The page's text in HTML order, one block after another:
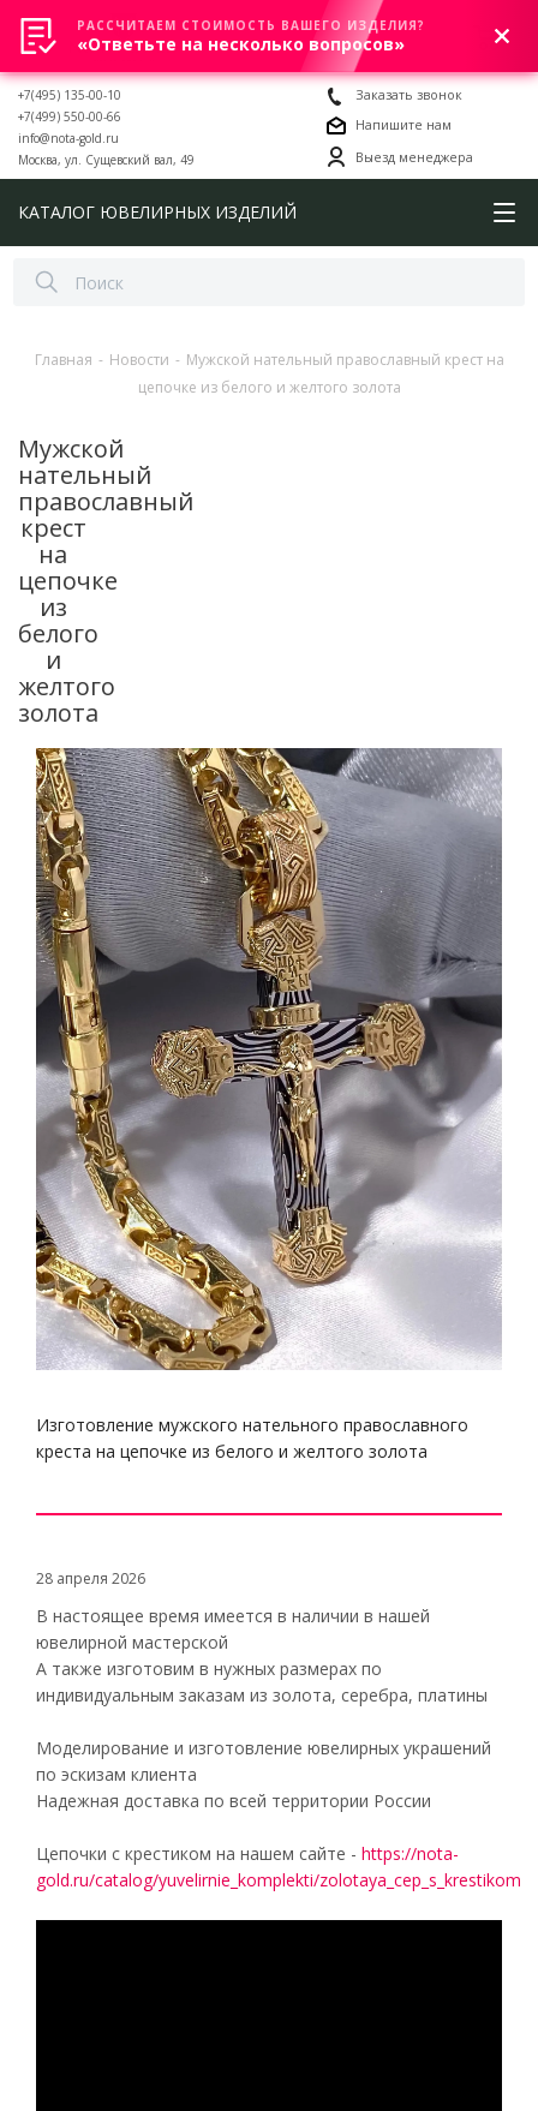
0
+7(495) 135-00-10
+7(499) 550-00-66
info@nota-gold.ru
Москва, ул. Сущевский вал, 49
Заказать звонок
Напишите нам
Выезд менеджера
КАТАЛОГ ЮВЕЛИРНЫХ ИЗДЕЛИЙ
Главная - Новости - Мужской нательный православный крест на
цепочке из белого и желтого золота
Мужской
нательный
православный
крест
на
цепочке
из
белого
и
желтого
золота
Изготовление мужского нательного православного
креста на цепочке из белого и желтого золота
28 апреля 2026
В настоящее время имеется в наличии в нашей
ювелирной мастерской
А также изготовим в нужных размерах по
индивидуальным заказам из золота, серебра, платины
Моделирование и изготовление ювелирных украшений
по эскизам клиента
Надежная доставка по всей территории России
Цепочки с крестиком на нашем сайте - https://nota-
gold.ru/catalog/yuvelirnie_komplekti/zolotaya_cep_s_krestikom
РАССЧИТАЕМ СТОИМОСТЬ ВАШЕГО ИЗДЕЛИЯ?
«Ответьте на несколько вопросов»